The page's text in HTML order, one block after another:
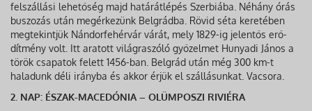
felszállási lehetőség majd határátlépés Szerbiába. Néhány órás
buszozás után megérkezünk Belgrádba. Rövid séta keretében
megtekintjük Nándorfehérvár várát, mely 1829-ig jelentős erő­
dítmény volt. Itt aratott világraszóló győzelmet Hunyadi János a
török csapatok felett 1456-ban. Belgrád után még 300 km-t
haladunk déli irányba és akkor érjük el szállásunkat. Vacsora.
2. NAP: ÉSZAK-MACEDÓNIA – OLÜMPOSZI RIVIÉRA